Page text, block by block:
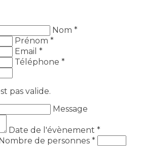
Nom *
Prénom *
Email *
Téléphone *
pas valide.
Message
Date de l'évènement *
de personnes *